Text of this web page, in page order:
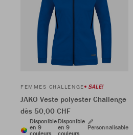
FEMMES CHALLENGE SALE!
JAKO Veste polyester Challenge
dès 50,00 CHF
Disponible
en 9
couleurs
Disponible
en 9
couleurs
Personnalisable